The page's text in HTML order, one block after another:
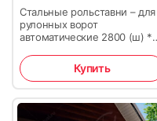
Стальные рольставни – для
рулонных ворот
автоматические 2800 (ш) *
Купить